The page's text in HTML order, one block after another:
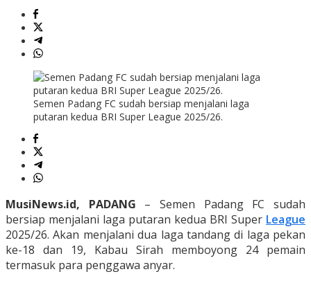
Semen Padang FC sudah bersiap menjalani laga
putaran kedua BRI Super League 2025/26.
MusiNews.id, PADANG – Semen Padang FC sudah
bersiap menjalani laga putaran kedua BRI Super League
2025/26. Akan menjalani dua laga tandang di laga pekan
ke-18 dan 19, Kabau Sirah memboyong 24 pemain
termasuk para penggawa anyar.